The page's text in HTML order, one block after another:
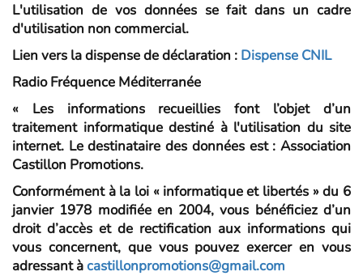
L'utilisation de vos données se fait dans un cadre
d'utilisation non commercial.
Lien vers la dispense de déclaration : Dispense CNIL
Radio Fréquence Méditerranée
« Les informations recueillies font l’objet d’un
traitement informatique destiné à l'utilisation du site
internet. Le destinataire des données est : Association
Castillon Promotions.
Conformément à la loi « informatique et libertés » du 6
janvier 1978 modifiée en 2004, vous bénéficiez d’un
droit d’accès et de rectification aux informations qui
vous concernent, que vous pouvez exercer en vous
adressant àcastillonpromotions@gmail.com